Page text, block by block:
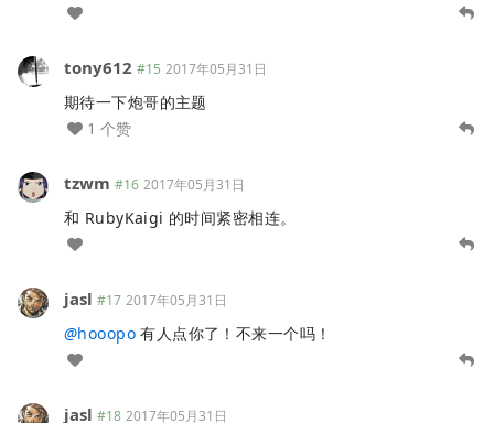
tony612 #15 2017年05月31日
期待一下炮哥的主题
1 个赞
tzwm #16 2017年05月31日
和 RubyKaigi 的时间紧密相连。
jasl #17 2017年05月31日
@hooopo有人点你了！不来一个吗！
jasl #18 2017年05月31日